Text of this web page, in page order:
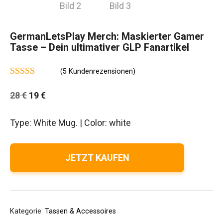
GermanLetsPlay Merch: Maskierter Gamer
Tasse – Dein ultimativer GLP Fanartikel
(5 Kundenrezensionen)
28€ Ursprünglicher
war:
19€Aktueller
ist:
Type: White Mug. | Color: white
JETZT KAUFEN
Kategorie: Tassen & Accessoires